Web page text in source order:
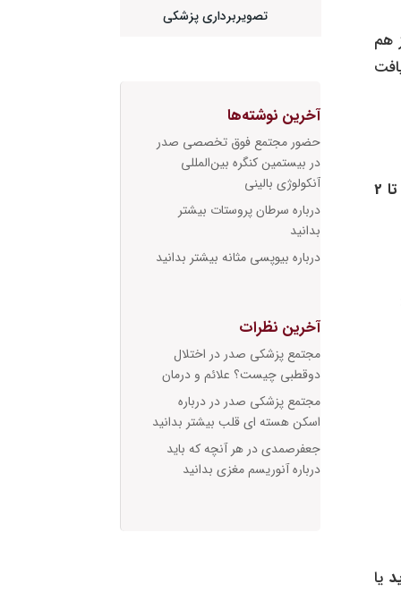
هم
1 تا 2
یا
تصویربرداری پزشکی
آخرین نوشته‌ها
حضور مجتمع فوق تخصصی صدر
در بیستمین کنگره بین‌المللی
آنکولوژی بالینی
درباره سرطان پروستات بیشتر
بدانید
درباره بیوپسی مثانه بیشتر بدانید
آخرین نظرات
مجتمع پزشکی صدر در اختلال
دوقطبی چیست؟ علائم و درمان
مجتمع پزشکی صدر دردرباره
اسکن هسته ای قلب بیشتر بدانید
جعفرصمدیدرهر آنچه که باید
درباره آنوریسم مغزی بدانید